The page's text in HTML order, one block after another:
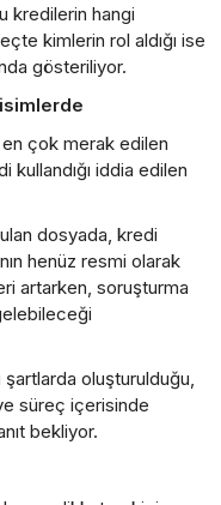
kredilerin hangi
kimlerin rol aldığı ise
gösteriliyor.
en çok merak edilen
kullandığı iddia edilen
dosyada, kredi
henüz resmi olarak
artarken, soruşturma
oluşturulduğu,
ve süreç içerisinde
bekliyor.